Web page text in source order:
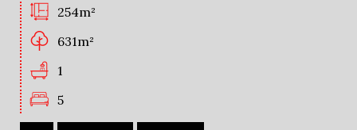
254m²
631m²
1
5